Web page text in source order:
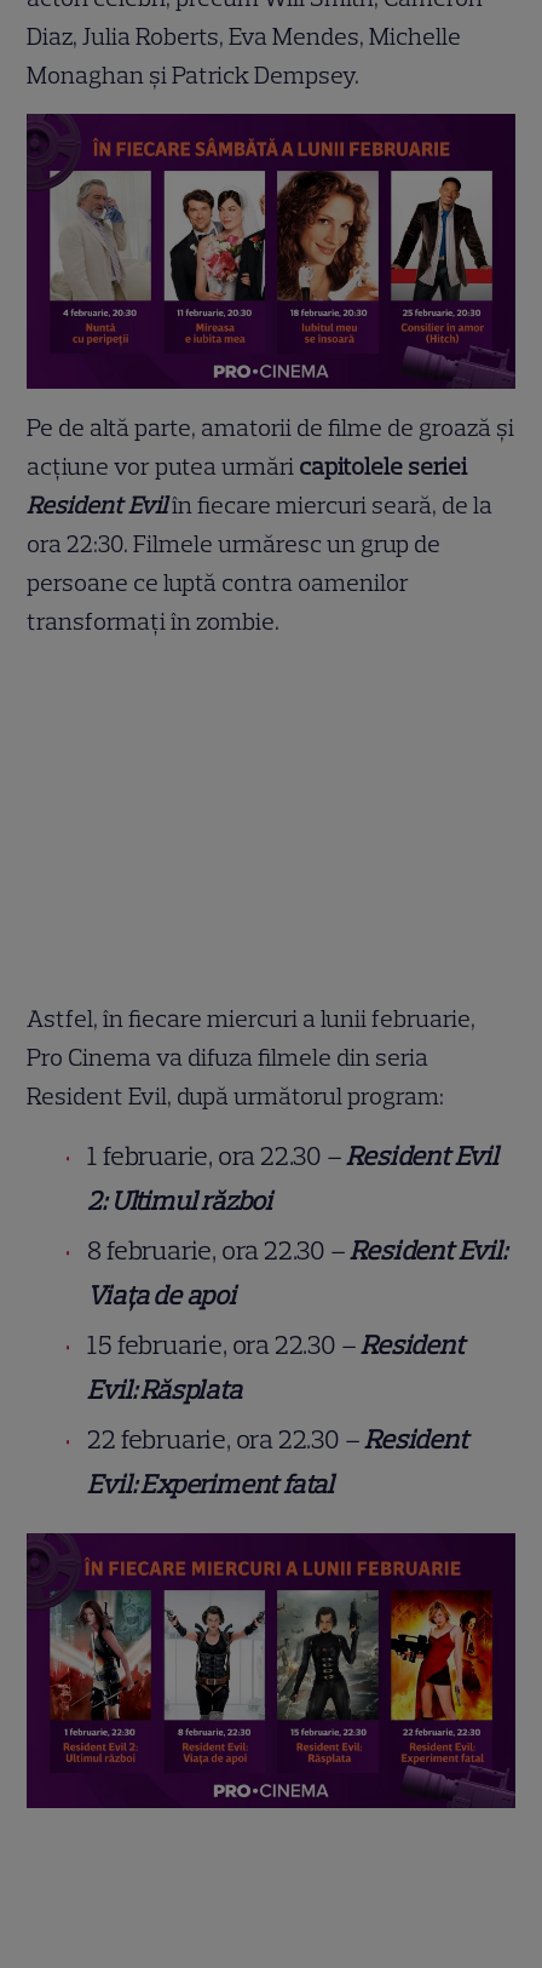
Diaz, Julia Roberts, Eva Mendes, Michelle
Monaghan și Patrick Dempsey.
Pe de altă parte, amatorii de filme de groază și
acțiune vor putea urmări capitolele seriei
Resident Evilîn fiecare miercuri seară, de la
ora 22:30. Filmele urmăresc un grup de
persoane ce luptă contra oamenilor
transformați în zombie.
Astfel, în fiecare miercuri a lunii februarie,
Pro Cinema va difuza filmele din seria
Resident Evil, după următorul program:
1 februarie, ora 22.30 –Resident Evil
2: Ultimul război
8 februarie, ora 22.30 –Resident Evil:
Viața de apoi
15 februarie, ora 22.30 –Resident
Evil: Răsplata
22 februarie, ora 22.30 –Resident
Evil: Experiment fatal